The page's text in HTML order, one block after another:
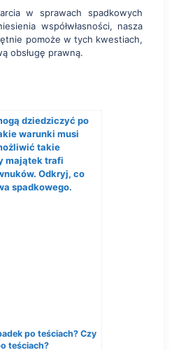
w sprawach spadkowych
współwłasności, nasza
pomoże w tych kwestiach,
obsługę prawną.
po teściach? Czy
teściach?